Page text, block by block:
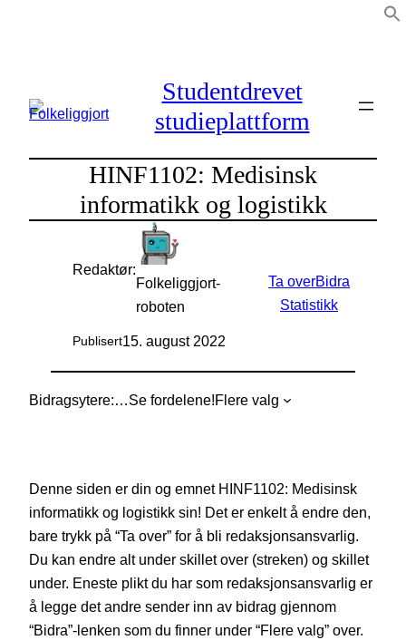
Studentdrevet
studieplattform
HINF1102: Medisinsk
informatikk og logistikk
Redaktør:
Folkeliggjort-
roboten
Publisert15. august 2022
Ta overBidra
Statistikk
Bidragsytere: Se fordelene!Flere valg
Denne siden er din og emnet HINF1102: Medisinsk
informatikk og logistikk sin! Det er enkelt å endre den,
bare trykk på “Ta over” for å bli redaksjonsansvarlig.
Du kan endre alt under skillet over (streken) og skillet
under. Eneste plikt du har som redaksjonsansvarlig er
å legge det andre sender inn av bidrag gjennom
“Bidra”-lenken som du finner under “Flere valg” over.